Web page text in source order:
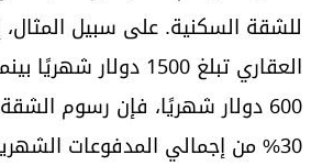
للشقة السكنية. على سبيل المثال،
العقاري تبلغ 1500
600 دولار شهريًا، فإن رسوم
30% من إجمالي المدفوعات الشهرية للعيش هناك.